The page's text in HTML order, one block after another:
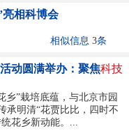
亮相科博会
相似信息 3条
动圆满举办：聚焦科技
乡”栽培底蕴，与北京市园
承明清“花贾比比，四时不
花乡新动能。...